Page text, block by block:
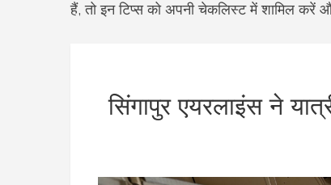
हैं, तो इन टिप्स को अपनी चेकलिस्ट में शामिल
सिंगापुर एयरलाइंस ने